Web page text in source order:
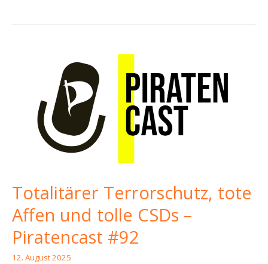
Totalitärer Terrorschutz, tote
Affen und tolle CSDs –
Piratencast #92
12. August 2025